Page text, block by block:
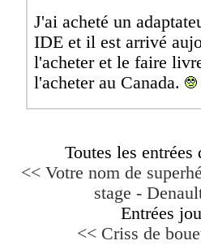
J'ai acheté un
IDE et il est arrivé
l'acheter et le faire
l'acheter au Canada.
Toutes les
<< Votre nom de
stage -
Entrées
<< Criss de